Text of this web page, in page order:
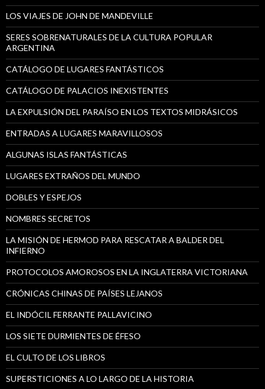
LOS VIAJES DE JOHN DE MANDEVILLE
SERES SOBRENATURALES DE LA CULTURA POPULAR
ARGENTINA
CATÁLOGO DE LUGARES FANTÁSTICOS
CATÁLOGO DE PALACIOS INEXISTENTES
LA EXPULSIÓN DEL PARAÍSO EN LOS TEXTOS MIDRÁSICOS
ENTRADAS A LUGARES MARAVILLOSOS
ALGUNAS ISLAS FANTÁSTICAS
LUGARES EXTRAÑOS DEL MUNDO
DOBLES Y ESPEJOS
NOMBRES SECRETOS
LA MISIÓN DE HERMOD PARA RESCATAR A BALDER DEL
INFIERNO
PROTOCOLOS AMOROSOS EN LA INGLATERRA VICTORIANA
CRÓNICAS CHINAS DE PAÍSES LEJANOS
EL INDÓCIL FERRANTE PALLAVICINO
LOS SIETE DURMIENTES DE ÉFESO
EL CULTO DE LOS LIBROS
SUPERSTICIONES A LO LARGO DE LA HISTORIA